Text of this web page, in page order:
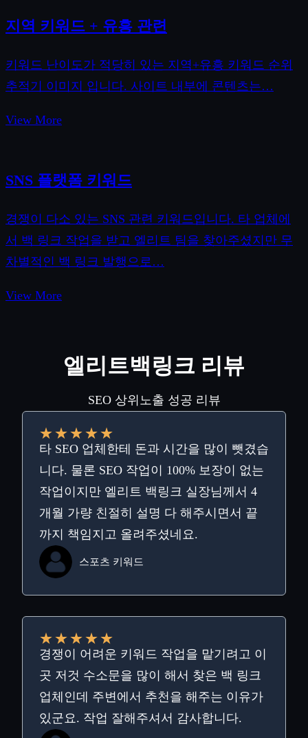
지역 키워드 + 유흥 관련
키워드 난이도가 적당히 있는 지역+유흥 키워드 순위
추적기 이미지 입니다. 사이트 내부에 콘텐츠는…
View More
SNS 플랫폼 키워드
경쟁이 다소 있는 SNS 관련 키워드입니다. 타 업체에
서 백 링크 작업을 받고 엘리트 팀을 찾아주셨지만 무
차별적인 백 링크 발행으로…
View More
엘리트백링크 리뷰
SEO 상위노출 성공 리뷰
★★★★★
타 SEO 업체한테 돈과 시간을 많이 뺏겼습
니다. 물론 SEO 작업이 100% 보장이 없는
작업이지만 엘리트 백링크 실장님께서 4
개월 가량 친절히 설명 다 해주시면서 끝
까지 책임지고 올려주셨네요.
스포츠 키워드
★★★★★
경쟁이 어려운 키워드 작업을 맡기려고 이
곳 저것 수소문을 많이 해서 찾은 백 링크
업체인데 주변에서 추천을 해주는 이유가
있군요. 작업 잘해주셔서 감사합니다.